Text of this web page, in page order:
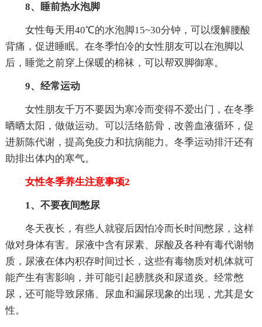
8、睡前热水泡脚
女性每天用40℃的水泡脚15~30分钟，可以缓解腰酸
背痛，促进睡眠。在冬季怕冷的女性朋友可以在泡脚以
后，睡觉之前穿上保暖的棉袜，可以帮双脚御寒。
9、经常运动
女性朋友千万不要因为寒冷而变得不爱出门，在冬季
晒晒太阳，做做运动。可以活络筋骨，改善血液循环，促
进新陈代谢，提高免疫力和抗病能力。冬季运动排汗还有
助排出体内的寒气。
女性冬季养生注意事项2
1、不要夜间憋尿
冬天夜长，有些人就寝后因怕冷而长时间憋尿，这样
做对身体有害。尿液中含有尿素、尿酸及各种有毒代谢物
质，尿液在体内积存时间过长，这些有毒物质对机体就可
能产生有害影响，并可能引起膀胱炎和尿道炎。经常憋
尿，还可能导致尿痛、尿血和漏尿现象的出现，尤其是女
性。